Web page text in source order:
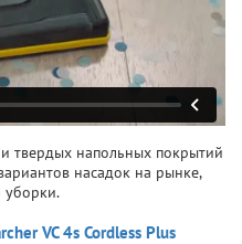
твердых напольных покрытий
насадок на рынке,
уборки.
VC 4s Cordless Plus